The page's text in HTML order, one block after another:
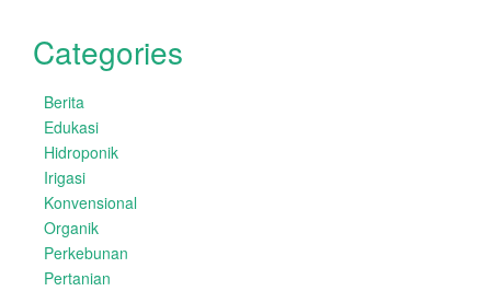
Categories
Berita
Edukasi
Hidroponik
Irigasi
Konvensional
Organik
Perkebunan
Pertanian